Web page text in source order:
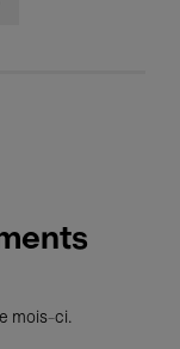
mois-ci.